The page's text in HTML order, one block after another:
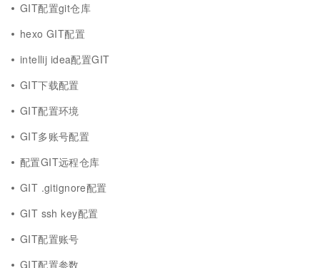
GIT配置git仓库
hexo GIT配置
intellij idea配置GIT
GIT下载配置
GIT配置环境
GIT多账号配置
配置GIT远程仓库
GIT .gitignore配置
GIT ssh key配置
GIT配置账号
GIT配置参数